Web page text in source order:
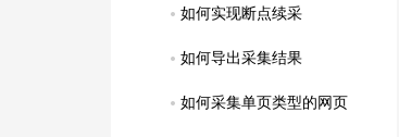
如何实现断点续采
如何导出采集结果
如何采集单页类型的网页